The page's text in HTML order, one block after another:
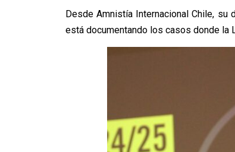
Desde Amnistía Internacional Chile, su
está documentando los casos donde la